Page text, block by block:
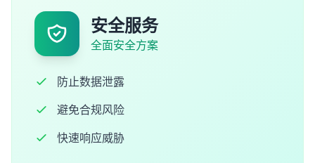
安全服务
全面安全方案
防止数据泄露
避免合规风险
快速响应威胁